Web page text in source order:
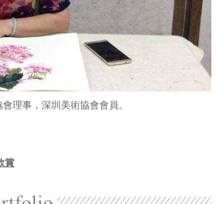
理事，深圳美術協會會員。
賞